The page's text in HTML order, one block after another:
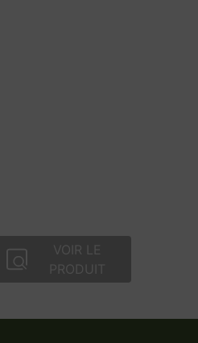
VOIR LE
PRODUIT